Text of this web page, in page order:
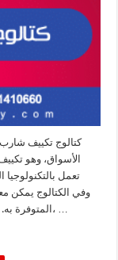
كتالوج تكييف
الأسواق، وهو
تعمل بالتكنولوجيا
وفي الكتالوج يمكن
المتوفرة به. ويوجد أيضا في الكتالوج شرح ما يشتمل عليه التكييف، …